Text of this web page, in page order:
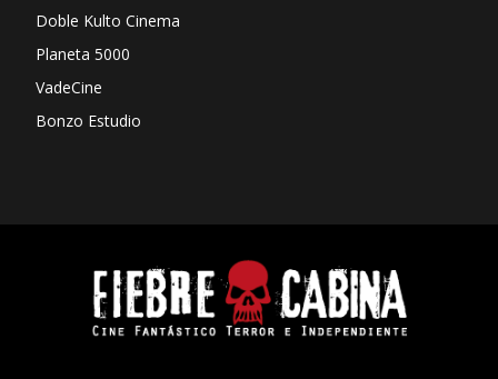
Doble Kulto Cinema
Planeta 5000
VadeCine
Bonzo Estudio